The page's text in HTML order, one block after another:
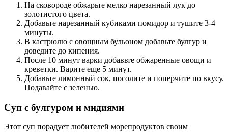
На сковороде обжарьте мелко нарезанный лук до
золотистого цвета.
Добавьте нарезанный кубиками помидор и тушите 3-4
минуты.
В кастрюлю с овощным бульоном добавьте булгур и
доведите до кипения.
После 10 минут варки добавьте обжаренные овощи и
креветки. Варите еще 5 минут.
Добавьте лимонный сок, посолите и поперчите по вкусу.
Подавайте с зеленью.
Суп с булгуром и мидиями
Этот суп порадует любителей морепродуктов своим